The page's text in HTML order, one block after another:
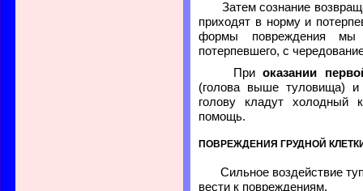
Затем сознание
приходят в норму и
формы повреждения мы
потерпевшего, с
Приоказании
(голова выше туловища) и
голову кладут холодный
помощь.
ПОВРЕЖДЕНИЯ ГРУДНОЙ
Сильное воздействие
вести к повреждениям.